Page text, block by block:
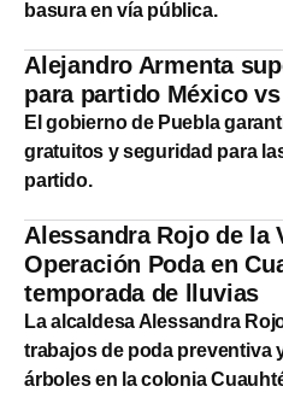
basura en vía pública.
Alejandro Armenta
para partido México
El gobierno de Puebla
gratuitos y seguridad para
partido.
Alessandra Rojo de la
Operación Poda en
temporada de lluvias
La alcaldesa Alessandra
trabajos de poda preventiva
árboles en la colonia